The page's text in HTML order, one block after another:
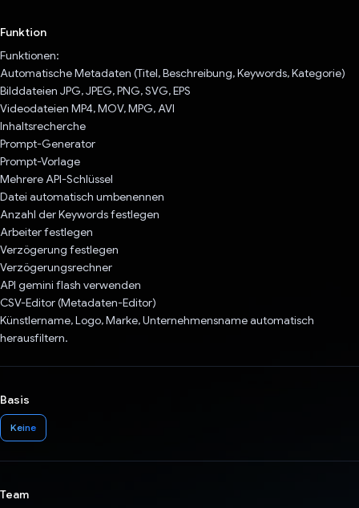
Funktion
Funktionen:
Automatische Metadaten (Titel, Beschreibung, Keywords, Kategorie)
Bilddateien JPG, JPEG, PNG, SVG, EPS
Videodateien MP4, MOV, MPG, AVI
Inhaltsrecherche
Prompt-Generator
Prompt-Vorlage
Mehrere API-Schlüssel
Datei automatisch umbenennen
Anzahl der Keywords festlegen
Arbeiter festlegen
Verzögerung festlegen
Verzögerungsrechner
API gemini flash verwenden
CSV-Editor (Metadaten-Editor)
Künstlername, Logo, Marke, Unternehmensname automatisch
herausfiltern.
Basis
Keine
Team